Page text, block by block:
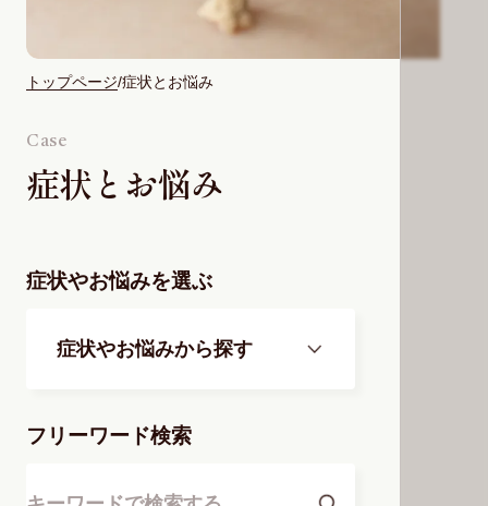
Case
症状とお悩み
トップページ 症状とお悩み
症状やお悩みを選ぶ
症状やお悩みから探す
フリーワード検索